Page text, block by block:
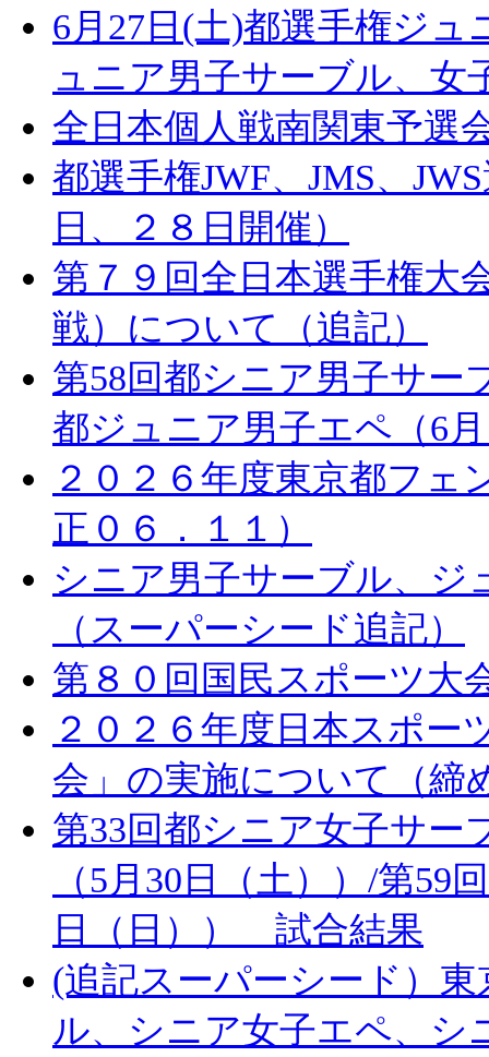
6月27日(土)都選手権ジ
ュニア男子サーブル、女
全日本個人戦南関東予選
都選手権JWF、JMS、
日、２８日開催）
第７９回全日本選手権大
戦）について（追記）
第58回都シニア男子サー
都ジュニア男子エペ（6
２０２６年度東京都フェ
正０６．１１）
シニア男子サーブル、ジ
（スーパーシード追記）
第８０回国民スポーツ大
２０２６年度日本スポー
会」の実施について（締
第33回都シニア女子サー
（5月30日（土））/第59
日（日）） 試合結果
(追記スーパーシード）
ル、シニア女子エペ、シ